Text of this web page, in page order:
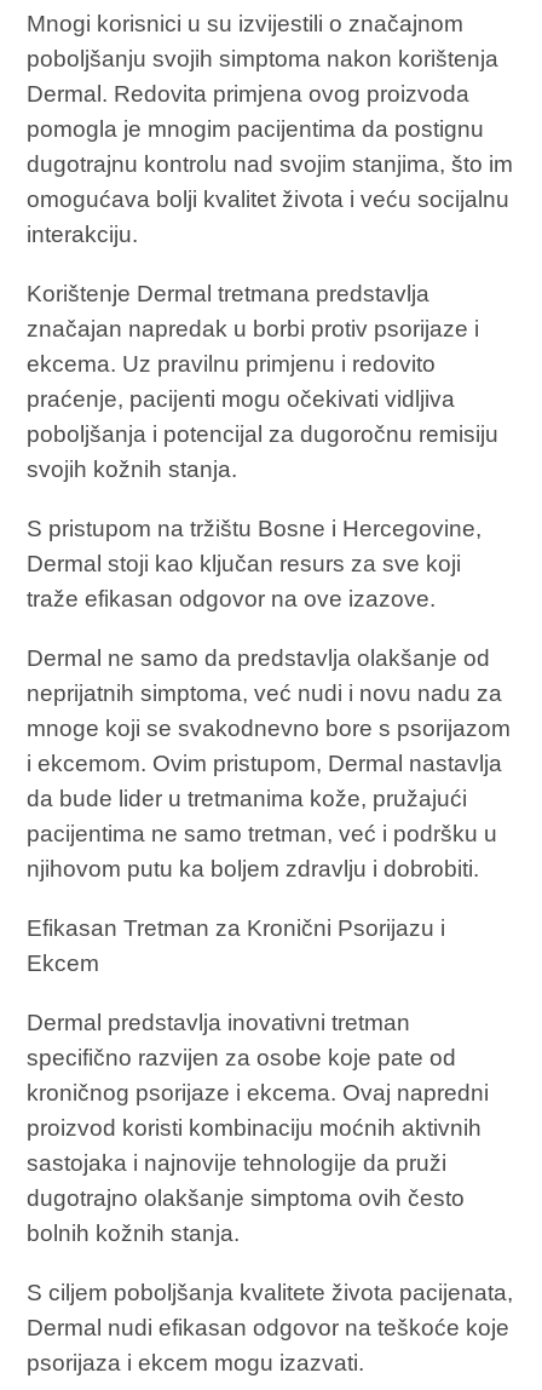
Mnogi korisnici u su izvijestili o značajnom
poboljšanju svojih simptoma nakon korištenja
Dermal. Redovita primjena ovog proizvoda
pomogla je mnogim pacijentima da postignu
dugotrajnu kontrolu nad svojim stanjima, što im
omogućava bolji kvalitet života i veću socijalnu
interakciju.
Korištenje Dermal tretmana predstavlja
značajan napredak u borbi protiv psorijaze i
ekcema. Uz pravilnu primjenu i redovito
praćenje, pacijenti mogu očekivati vidljiva
poboljšanja i potencijal za dugoročnu remisiju
svojih kožnih stanja.
S pristupom na tržištu Bosne i Hercegovine,
Dermal stoji kao ključan resurs za sve koji
traže efikasan odgovor na ove izazove.
Dermal ne samo da predstavlja olakšanje od
neprijatnih simptoma, već nudi i novu nadu za
mnoge koji se svakodnevno bore s psorijazom
i ekcemom. Ovim pristupom, Dermal nastavlja
da bude lider u tretmanima kože, pružajući
pacijentima ne samo tretman, već i podršku u
njihovom putu ka boljem zdravlju i dobrobiti.
Efikasan Tretman za Kronični Psorijazu i
Ekcem
Dermal predstavlja inovativni tretman
specifično razvijen za osobe koje pate od
kroničnog psorijaze i ekcema. Ovaj napredni
proizvod koristi kombinaciju moćnih aktivnih
sastojaka i najnovije tehnologije da pruži
dugotrajno olakšanje simptoma ovih često
bolnih kožnih stanja.
S ciljem poboljšanja kvalitete života pacijenata,
Dermal nudi efikasan odgovor na teškoće koje
psorijaza i ekcem mogu izazvati.